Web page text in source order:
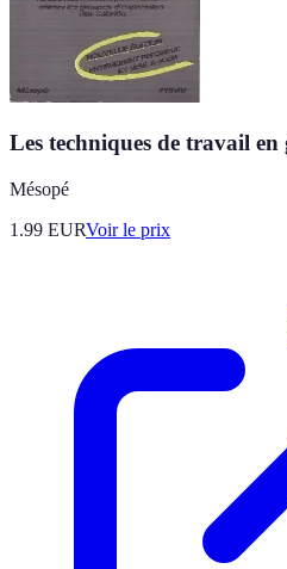
Les techniques de travail
Mésopé
1.99 EURVoir le prix